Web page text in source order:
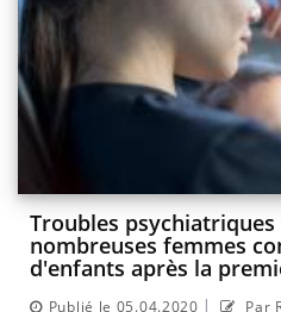
Troubles
nombreuses femmes
d'enfants après la
Publié le 05.04.2020 | Par